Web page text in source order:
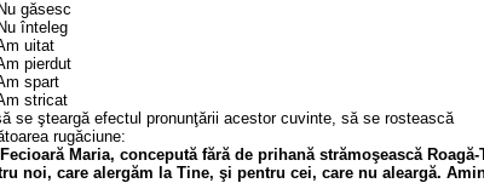
găsesc
înteleg
uitat
pierdut
spart
stricat
se şteargă efectul pronunţării acestor cuvinte, să se rostească
rugăciune:
Maria, concepută fără de prihană strămoşească Roagă-
noi, care alergăm la Tine, şi pentru cei, care nu aleargă.